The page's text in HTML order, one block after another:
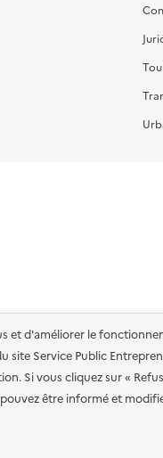
et d'améliorer le
site Service Public
Si vous cliquez sur «
être informé et
des services en ligne